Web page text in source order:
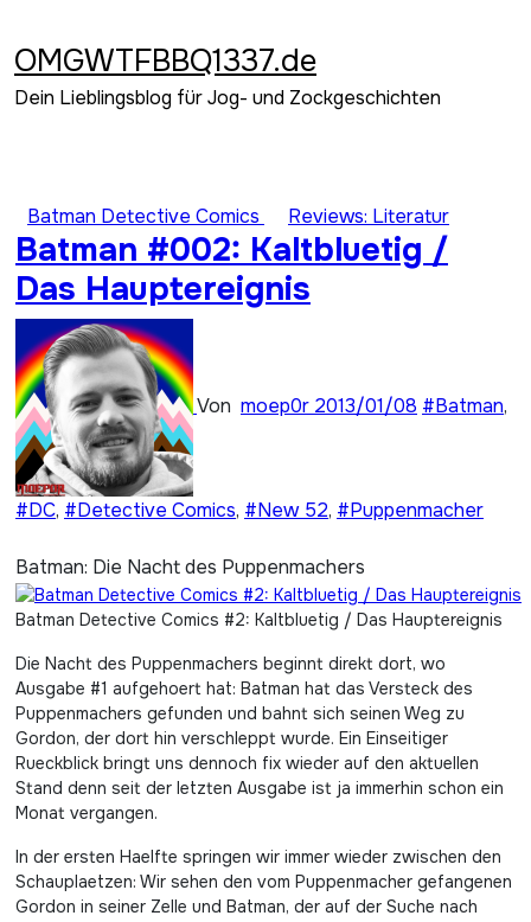
springen
OMGWTFBBQ1337.de
Dein Lieblingsblog für Jog- und Zockgeschichten
Batman Detective Comics Reviews: Literatur
Batman #002: Kaltbluetig /
Das Hauptereignis
Von moep0r 2013/01/08 #Batman,
#DC, #Detective Comics, #New 52, #Puppenmacher
Batman: Die Nacht des Puppenmachers
Batman Detective Comics #2: Kaltbluetig / Das Hauptereignis
Die Nacht des Puppenmachers beginnt direkt dort, wo
Ausgabe #1 aufgehoert hat: Batman hat das Versteck des
Puppenmachers gefunden und bahnt sich seinen Weg zu
Gordon, der dort hin verschleppt wurde. Ein Einseitiger
Rueckblick bringt uns dennoch fix wieder auf den aktuellen
Stand denn seit der letzten Ausgabe ist ja immerhin schon ein
Monat vergangen.
In der ersten Haelfte springen wir immer wieder zwischen den
Schauplaetzen: Wir sehen den vom Puppenmacher gefangenen
Gordon in seiner Zelle und Batman, der auf der Suche nach